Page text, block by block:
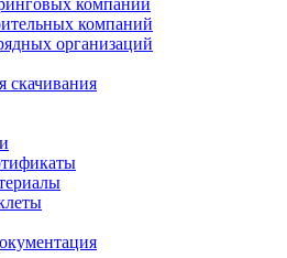
компаний
организаций
скачивания